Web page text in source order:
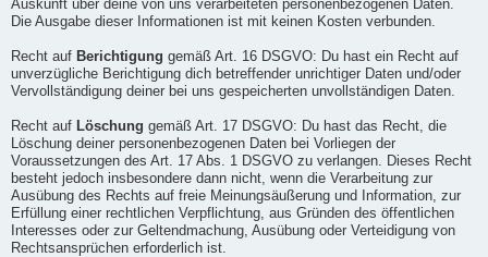
Auskunft über deine von uns verarbeiteten personenbezogenen Daten.
Die Ausgabe dieser Informationen ist mit keinen Kosten verbunden.
Recht auf Berichtigung gemäß Art. 16 DSGVO: Du hast ein Recht auf
unverzügliche Berichtigung dich betreffender unrichtiger Daten und/oder
Vervollständigung deiner bei uns gespeicherten unvollständigen Daten.
Recht auf Löschung gemäß Art. 17 DSGVO: Du hast das Recht, die
Löschung deiner personenbezogenen Daten bei Vorliegen der
Voraussetzungen des Art. 17 Abs. 1 DSGVO zu verlangen. Dieses Recht
besteht jedoch insbesondere dann nicht, wenn die Verarbeitung zur
Ausübung des Rechts auf freie Meinungsäußerung und Information, zur
Erfüllung einer rechtlichen Verpflichtung, aus Gründen des öffentlichen
Interesses oder zur Geltendmachung, Ausübung oder Verteidigung von
Rechtsansprüchen erforderlich ist.